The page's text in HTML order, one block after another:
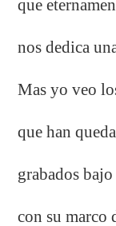
que
nos dedica
Mas yo veo
que han
grabados
con su marco